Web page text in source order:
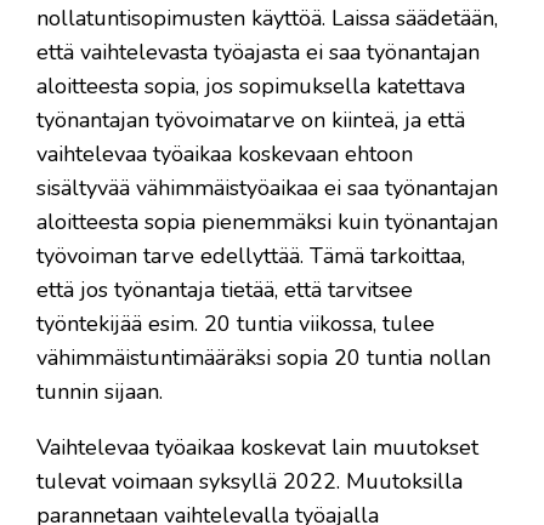
nollatuntisopimusten käyttöä. Laissa säädetään,
että vaihtelevasta työajasta ei saa työnantajan
aloitteesta sopia, jos sopimuksella katettava
työnantajan työvoimatarve on kiinteä, ja että
vaihtelevaa työaikaa koskevaan ehtoon
sisältyvää vähimmäistyöaikaa ei saa työnantajan
aloitteesta sopia pienemmäksi kuin työnantajan
työvoiman tarve edellyttää. Tämä tarkoittaa,
että jos työnantaja tietää, että tarvitsee
työntekijää esim. 20 tuntia viikossa, tulee
vähimmäistuntimääräksi sopia 20 tuntia nollan
tunnin sijaan.
Vaihtelevaa työaikaa koskevat lain muutokset
tulevat voimaan syksyllä 2022. Muutoksilla
parannetaan vaihtelevalla työajalla